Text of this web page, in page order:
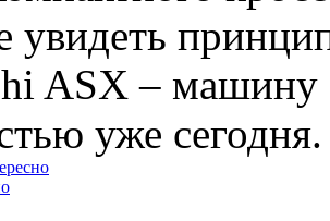
увидеть
ASX – машину
уже сегодня.